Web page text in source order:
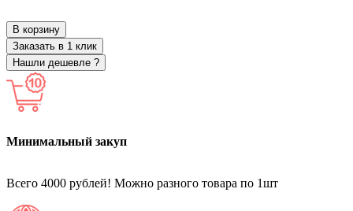
В корзину
Заказать в 1 клик
Нашли дешевле ?
Минимальный закуп
Всего 4000 рублей! Можно разного товара по 1шт